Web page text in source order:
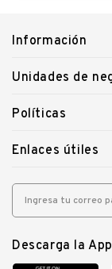
Información
Unidades de
Políticas
Enlaces útiles
Descarga la App